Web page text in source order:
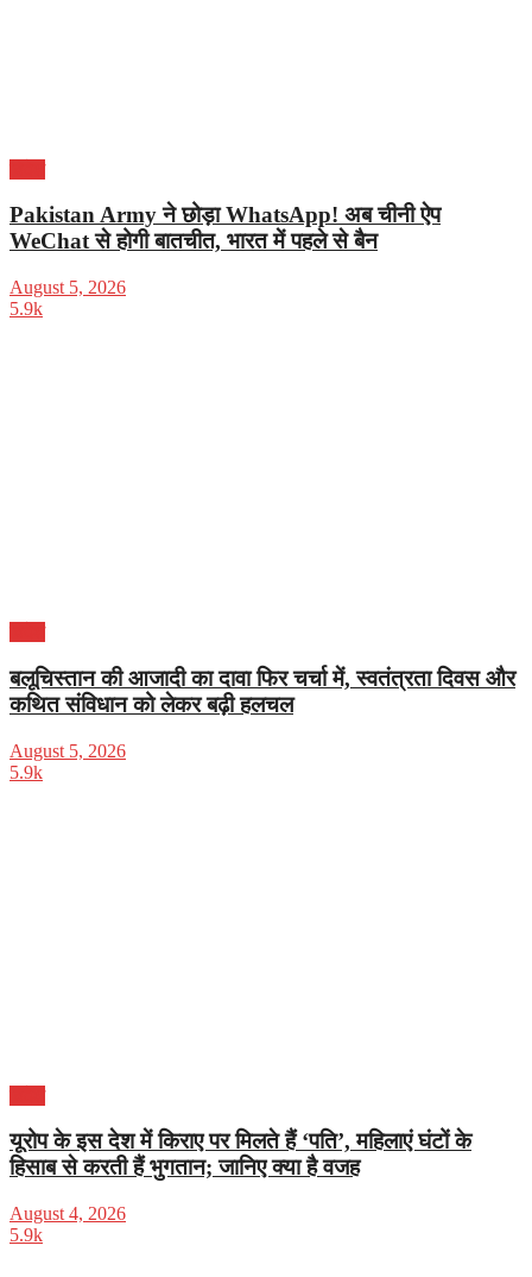
Pakistan Army ने छोड़ा WhatsApp! अब चीनी ऐप
WeChat से होगी बातचीत, भारत में पहले से बैन
August 5, 2026
5.9k
बलूचिस्तान की आजादी का दावा फिर चर्चा में, स्वतंत्रता दिवस और
कथित संविधान को लेकर बढ़ी हलचल
August 5, 2026
5.9k
यूरोप के इस देश में किराए पर मिलते हैं ‘पति’, महिलाएं घंटों के
हिसाब से करती हैं भुगतान; जानिए क्या है वजह
August 4, 2026
5.9k